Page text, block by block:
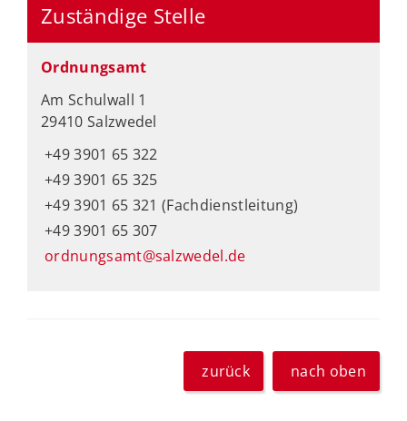
Zuständige Stelle
Ordnungsamt
Am Schulwall 1
29410 Salzwedel
+49 3901 65 322
+49 3901 65 325
+49 3901 65 321 (Fachdienstleitung)
+49 3901 65 307
ordnungsamt@salzwedel.de
zurück nach oben